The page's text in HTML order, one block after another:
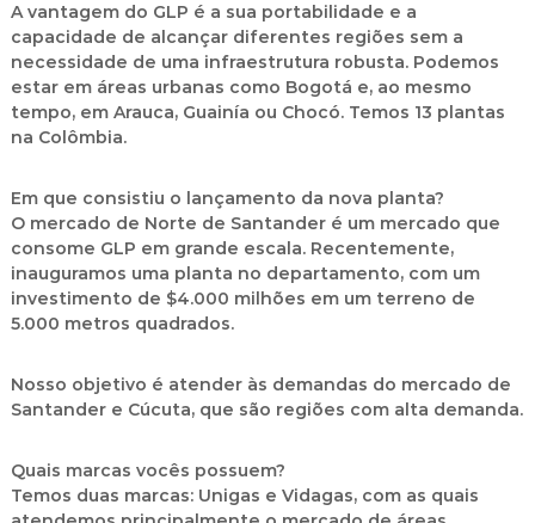
A vantagem do GLP é a sua portabilidade e a
capacidade de alcançar diferentes regiões sem a
necessidade de uma infraestrutura robusta. Podemos
estar em áreas urbanas como Bogotá e, ao mesmo
tempo, em Arauca, Guainía ou Chocó. Temos 13 plantas
na Colômbia.
Em que consistiu o lançamento da nova planta?
O mercado de Norte de Santander é um mercado que
consome GLP em grande escala. Recentemente,
inauguramos uma planta no departamento, com um
investimento de $4.000 milhões em um terreno de
5.000 metros quadrados.
Nosso objetivo é atender às demandas do mercado de
Santander e Cúcuta, que são regiões com alta demanda.
Quais marcas vocês possuem?
Temos duas marcas: Unigas e Vidagas, com as quais